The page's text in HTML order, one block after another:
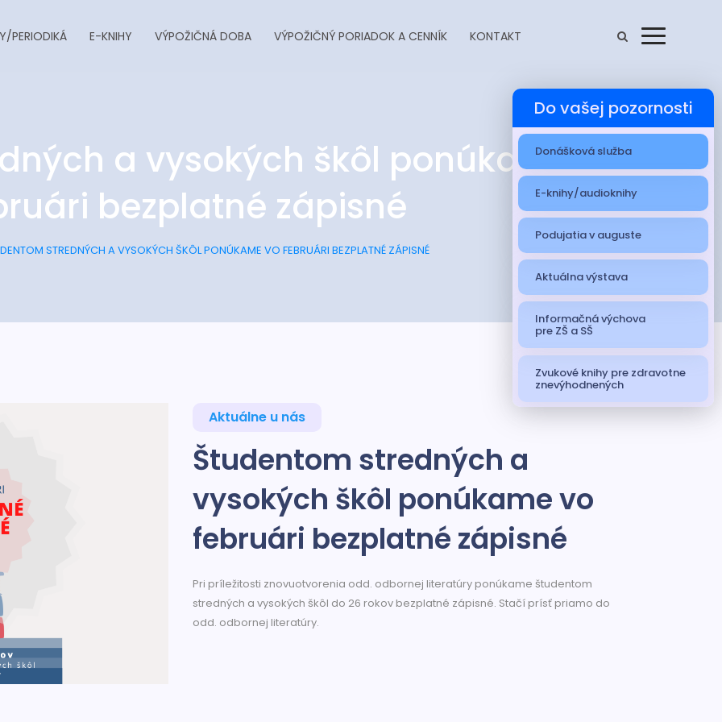
PERIODIKÁ E-KNIHY VÝPOŽIČNÁ DOBA VÝPOŽIČNÝ PORIADOK A CENNÍK KONTAKT
a vysokých škôl ponúkame vo
bezplatné zápisné
STREDNÝCH A VYSOKÝCH ŠKÔL PONÚKAME VO FEBRUÁRI BEZPLATNÉ ZÁPISNÉ
Aktuálne u nás
Študentom stredných a
vysokých škôl ponúkame vo
februári bezplatné zápisné
Pri príležitosti znovuotvorenia odd. odbornej literatúry ponúkame študentom
stredných a vysokých škôl do 26 rokov bezplatné zápisné. Stačí prísť priamo do
odd. odbornej literatúry.
Do vašej pozornosti
Donášková služba
E-knihy/audioknihy
Podujatia v auguste
Aktuálna výstava
Informačná výchova
pre ZŠ a SŠ
Zvukové knihy pre zdravotne
znevýhodnených